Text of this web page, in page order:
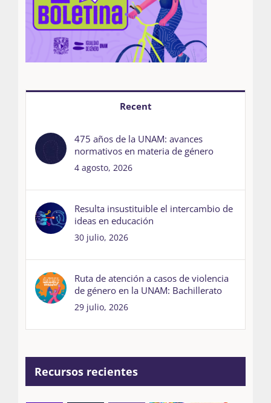
Recent
475 años de la UNAM: avances
normativos en materia de género
4 agosto, 2026
Resulta insustituible el intercambio de
ideas en educación
30 julio, 2026
Ruta de atención a casos de violencia
de género en la UNAM: Bachillerato
29 julio, 2026
Recursos recientes